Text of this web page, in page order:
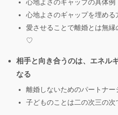
心地よさのギャップの具体例
心地よさのギャップを埋める
愛させることで離婚とは無
♡
相手と向き合うのは、エネル
なる
離婚しないためのパートナー
子どものことは二の次三の次